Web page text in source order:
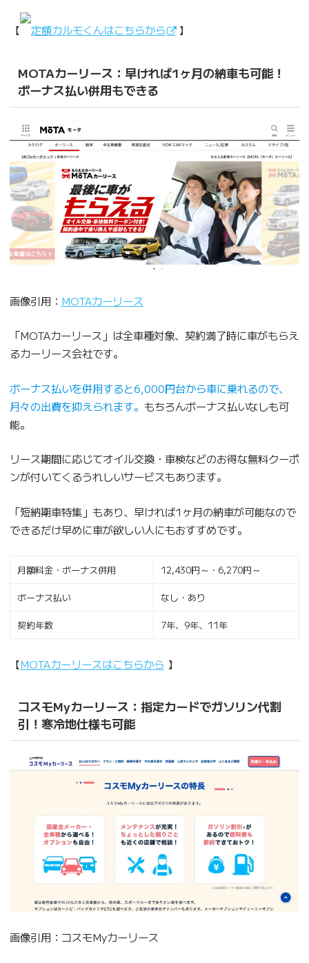
【 定額カルモくんはこちらから 】
MOTAカーリース：早ければ1ヶ月の納車も可能！
ボーナス払い併用もできる
画像引用： MOTAカーリース
「MOTAカーリース」は全車種対象、契約満了時に車がもらえ
るカーリース会社です。
ボーナス払いを併用すると6,000円台から車に乗れるので、
月々の出費を抑えられます。 もちろんボーナス払いなしも可
能。
リース期間に応じてオイル交換・車検などのお得な無料クーポ
ンが付いてくるうれしいサービスもあります。
「短納期車特集」もあり、早ければ1ヶ月の納車が可能なので
できるだけ早めに車が欲しい人にもおすすめです。
月額料金・ボーナス併用 12,430円～・6,270円～
ボーナス払い なし・あり
契約年数 7年、9年、11年
【MOTAカーリースはこちらから 】
コスモMyカーリース：指定カードでガソリン代割
引！寒冷地仕様も可能
画像引用：コスモMyカーリース